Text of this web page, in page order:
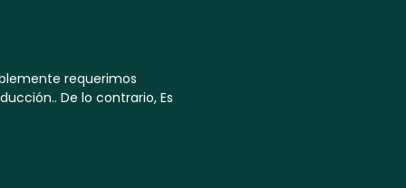
requerimos
De lo contrario, Es